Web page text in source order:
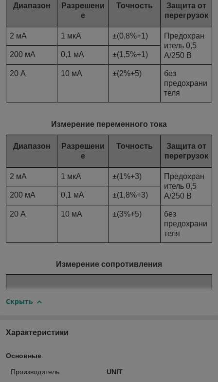
Диапазон
Разрешени
е
Точность
Защита от
перегрузок
2 мА 1 мкА ±(0,8%+1)
Предохран
итель 0,5
А/250 В
200 мА 0,1 мА ±(1,5%+1)
20 А 10 мА ±(2%+5)
без
предохрани
теля
Измерение переменного тока
Диапазон
Разрешени
е
Точность
Защита от
перегрузок
2 мА 1 мкА ±(1%+3)
Предохран
итель 0,5
А/250 В
200 мА 0,1 мА ±(1,8%+3)
20 А 10 мА ±(3%+5)
без
предохрани
теля
Измерение сопротивления
Скрыть
Характеристики
Основные
Производитель
UNIT